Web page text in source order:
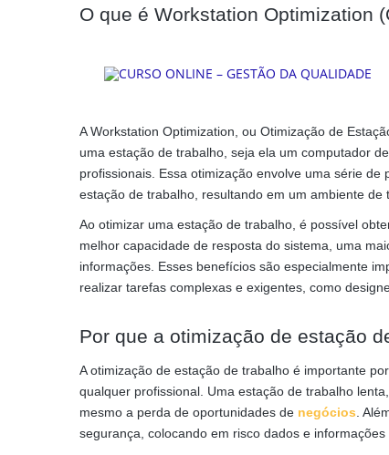
O que é Workstation Optimization
A Workstation Optimization, ou Otimização de
uma estação de trabalho, seja ela um computador
profissionais. Essa otimização envolve uma série
estação de trabalho, resultando em um ambiente de
Ao otimizar uma estação de trabalho, é possível
melhor capacidade de resposta do sistema, uma
informações. Esses benefícios são especialmente
realizar tarefas complexas e exigentes, como
Por que a otimização de estação
A otimização de estação de trabalho é importante
qualquer profissional. Uma estação de trabalho
mesmo a perda de oportunidades de negócios .
segurança, colocando em risco dados e informações